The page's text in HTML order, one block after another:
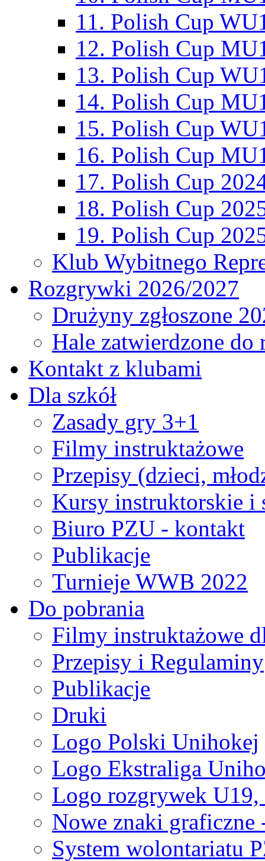
11. Polish Cup
12. Polish Cup
13. Polish Cup
14. Polish Cup
15. Polish Cup
16. Polish Cup
17. Polish Cup
18. Polish Cup
19. Polish Cup
Klub Wybitnego
Rozgrywki 2026/2027
Drużyny zgłoszone
Hale zatwierdzone
Kontakt z klubami
Dla szkół
Zasady gry 3+1
Filmy instruktażowe
Przepisy (dzieci,
Kursy instruktorskie i
Biuro PZU - kontakt
Publikacje
Turnieje WWB 2022
Do pobrania
Filmy instruktażowe
Przepisy i Regulaminy
Publikacje
Druki
Logo Polski Unihokej
Logo Ekstraliga
Logo rozgrywek
Nowe znaki graficzne
System wolontariatu